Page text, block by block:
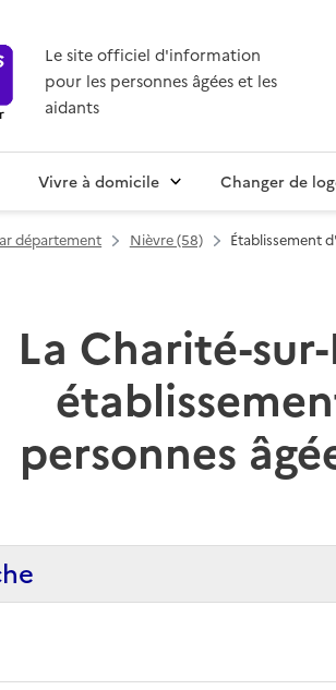
Le site officiel d'information
pour les personnes âgées et les
aidants
Vivre à domicile Changer de
département Nièvre (58) Établissement
La Charité-
personnes